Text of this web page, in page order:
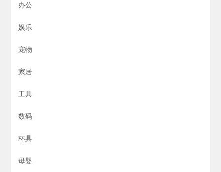
办公
娱乐
宠物
家居
工具
数码
杯具
母婴